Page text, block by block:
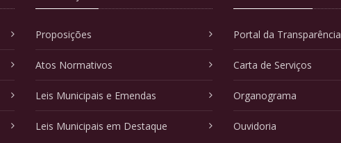
Proposições
Atos Normativos
Leis Municipais e Emendas
Leis Municipais em Destaque
Portal da Transparência
Carta de Serviços
Organograma
Ouvidoria